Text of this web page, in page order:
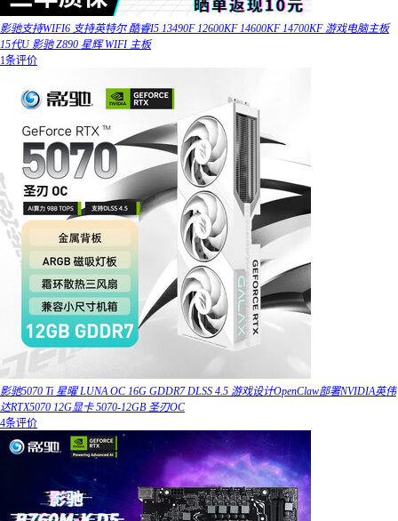
影驰支持WIFI6 支持英特尔 酷睿I5 13490F 12600KF 14600KF 14700KF 游戏电脑主板
15代U 影驰 Z890 星辉 WIFI 主板
1条评价
影驰5070 Ti 星曜 LUNA OC 16G GDDR7 DLSS 4.5 游戏设计OpenClaw部署NVIDIA英伟
达RTX5070 12G显卡 5070-12GB 圣刃OC
4条评价